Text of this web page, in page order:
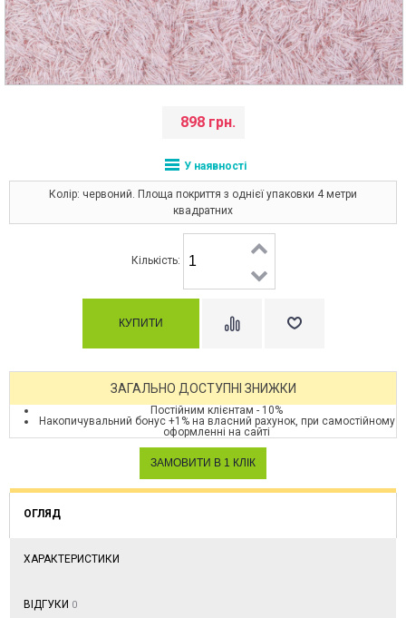
898 грн.
У наявності
Колір: червоний. Площа покриття з однієї упаковки 4 метри
квадратних
Кількість:
ЗАГАЛЬНО ДОСТУПНІ ЗНИЖКИ
Постійним клієнтам - 10%
Накопичувальний бонус +1% на власний рахунок, при самостійному
оформленні на сайті
ОГЛЯД
ХАРАКТЕРИСТИКИ
ВІДГУКИ 0